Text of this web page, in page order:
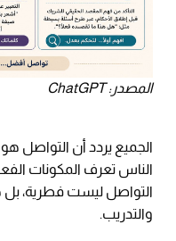
المصدر: ChatGPT
الجميع يردد أن التواصل
الناس تعرف المكونات
التواصل ليست فطرية،
والتدريب.